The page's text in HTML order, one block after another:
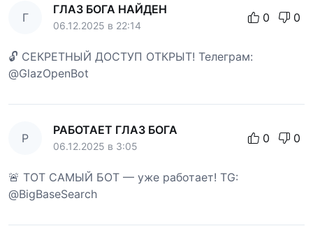
Г
ГЛАЗ БОГА НАЙДЕН
06.12.2025 в 22:14
0 0
🔓 СЕКРЕТНЫЙ ДОСТУП ОТКРЫТ! Телеграм:
@GlazOpenBot
Р
РАБОТАЕТ ГЛАЗ БОГА
06.12.2025 в 3:05
0 0
🚨 ТОТ САМЫЙ БОТ — уже работает! TG:
@BigBaseSearch